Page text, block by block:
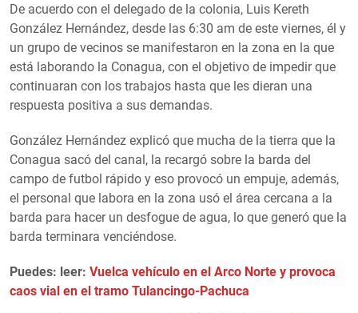
De acuerdo con el delegado de la colonia, Luis Kereth
González Hernández, desde las 6:30 am de este viernes, él y
un grupo de vecinos se manifestaron en la zona en la que
está laborando la Conagua, con el objetivo de impedir que
continuaran con los trabajos hasta que les dieran una
respuesta positiva a sus demandas.
González Hernández explicó que mucha de la tierra que la
Conagua sacó del canal, la recargó sobre la barda del
campo de futbol rápido y eso provocó un empuje, además,
el personal que labora en la zona usó el área cercana a la
barda para hacer un desfogue de agua, lo que generó que la
barda terminara venciéndose.
Puedes: leer: Vuelca vehículo en el Arco Norte y provoca
caos vial en el tramo Tulancingo-Pachuca